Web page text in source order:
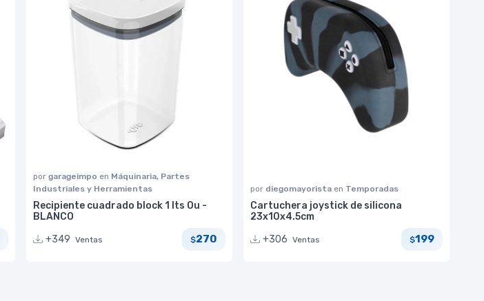
por garageimpo en Máquinaria, Partes
Industriales y Herramientas
Recipiente cuadrado block 1 lts Ou -
BLANCO
+349 Ventas $270
por diegomayorista en Temporadas
Cartuchera joystick de silicona
23x10x4.5cm
+306 Ventas $199